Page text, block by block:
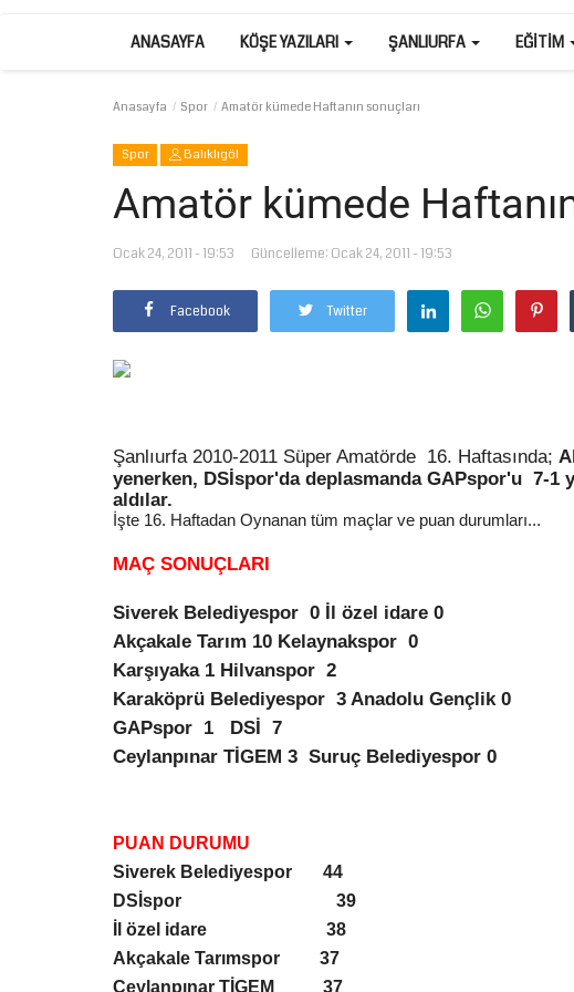
ANASAYFA KÖŞE YAZILARI ŞANLIURFA EĞITIM
Anasayfa Spor Amatör kümede Haftanın sonuçları
Spor Balıklıgöl
Amatör kümede
Ocak 24, 2011 - 19:53 Güncelleme: Ocak 24, 2011 - 19:53
Facebook Twitter
Şanlıurfa 2010-2011 Süper Amatörde 16. Haftasında;
yenerken, DSİspor'da deplasmanda GAPspor'u 7-1
aldılar.
İşte 16. Haftadan Oynanan tüm maçlar ve puan durumları...
MAÇ SONUÇLARI
Siverek Belediyespor 0 İl özel idare 0
Akçakale Tarım 10 Kelaynakspor 0
Karşıyaka 1 Hilvanspor 2
Karaköprü Belediyespor 3 Anadolu Gençlik 0
GAPspor 1 DSİ 7
Ceylanpınar TİGEM 3 Suruç Belediyespor 0
PUAN DURUMU
Siverek Belediyespor
44
DSİspor
39
İl özel idare
38
Akçakale Tarımspor
37
Ceylanpınar TİGEM
37